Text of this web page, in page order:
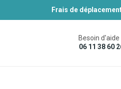
Frais de
Besoin d'aide
06 11 38 60